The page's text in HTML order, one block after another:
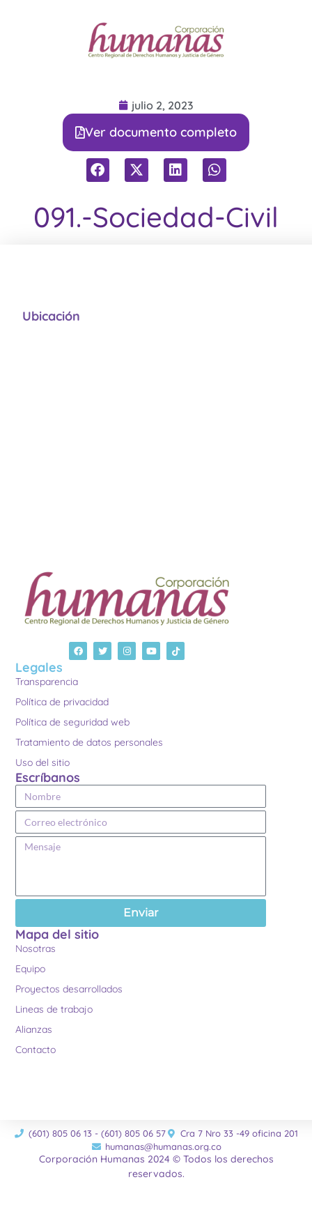
091.-Sociedad-Civil
julio 2, 2023
Ver documento completo
Legales
Transparencia
Política de privacidad
Política de seguridad web
Tratamiento de datos personales
Uso del sitio
Escríbanos
Enviar
Mapa del sitio
Nosotras
Equipo
Proyectos desarrollados
Lineas de trabajo
Alianzas
Contacto
Ubicación
(601) 805 06 13 - (601) 805 06 57
Cra 7 Nro 33 -49 oficina 201
humanas@humanas.org.co
Corporación Humanas 2024 © Todos los derechos
reservados.